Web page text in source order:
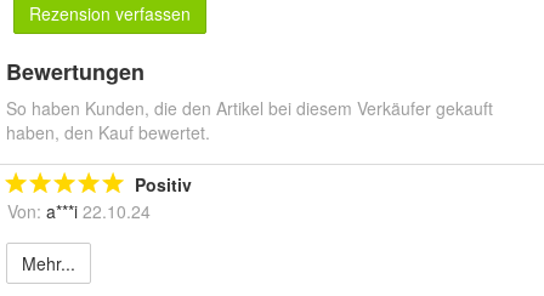
Rezension verfassen
Bewertungen
So haben Kunden, die den Artikel bei diesem Verkäufer gekauft
haben, den Kauf bewertet.
Positiv
Von: a***i 22.10.24
Mehr...